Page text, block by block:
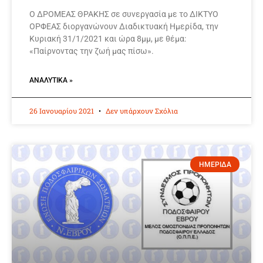
O ΔΡΟΜΕΑΣ ΘΡΑΚΗΣ σε συνεργασία με το ΔΙΚΤΥΟ
ΟΡΦΕΑΣ διοργανώνουν Διαδικτυακή Ημερίδα, την
Κυριακή 31/1/2021 και ώρα 8μμ, με θέμα:
«Παίρνοντας την ζωή μας πίσω».
ΑΝΑΛΥΤΙΚΆ »
26 Ιανουαρίου 2021 Δεν υπάρχουν Σχόλια
ΗΜΕΡΙΔΑ